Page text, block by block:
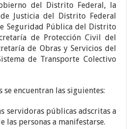
del Distrito Federal, la
Justicia del Distrito Federal
Seguridad Pública del Distrito
de Protección Civil del
de Obras y Servicios del
de Transporte Colectivo
se encuentran las siguientes:
servidoras públicas adscritas a
las personas a manifestarse.